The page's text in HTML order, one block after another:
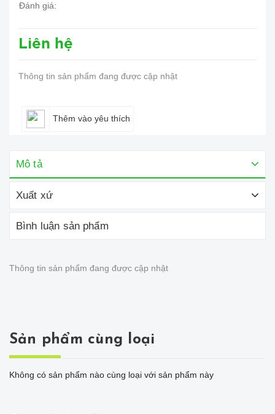
Đánh giá:
Liên hệ
Thông tin sản phẩm đang được cập nhật
Thêm vào yêu thích
Mô tả
Xuất xứ
Bình luận sản phẩm
Thông tin sản phẩm đang được cập nhật
Sản phẩm cùng loại
Không có sản phẩm nào cùng loại với sản phẩm này